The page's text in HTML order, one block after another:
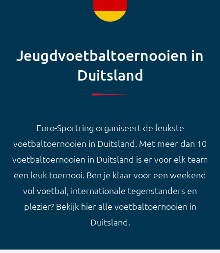
Jeugdvoetbaltoernooien in
Duitsland
Euro-Sportring organiseert de leukste
voetbaltoernooien in Duitsland. Met meer dan 10
voetbaltoernooien in Duitsland is er voor elk team
een leuk toernooi. Ben je klaar voor een weekend
vol voetbal, internationale tegenstanders en
plezier? Bekijk hier alle voetbaltoernooien in
Duitsland.